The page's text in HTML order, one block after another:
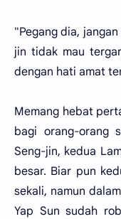
"Pegang dia,
jin tidak mau
dengan hati amat
Memang hebat
bagi orang-orang
Seng-jin, kedua
besar. Biar pun
sekali, namun
Yap Sun sudah